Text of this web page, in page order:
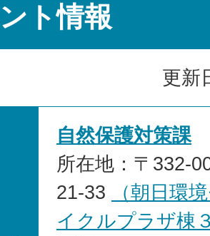
ト情報
更新
自然保護対策課
所在地：〒332-
21-33
（朝日環
イクルプラザ棟